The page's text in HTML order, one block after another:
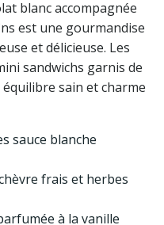
blanc accompagnée
est une gourmandise
et délicieuse. Les
sandwichs garnis de
sain et charme
sauce blanche
frais et herbes
à la vanille